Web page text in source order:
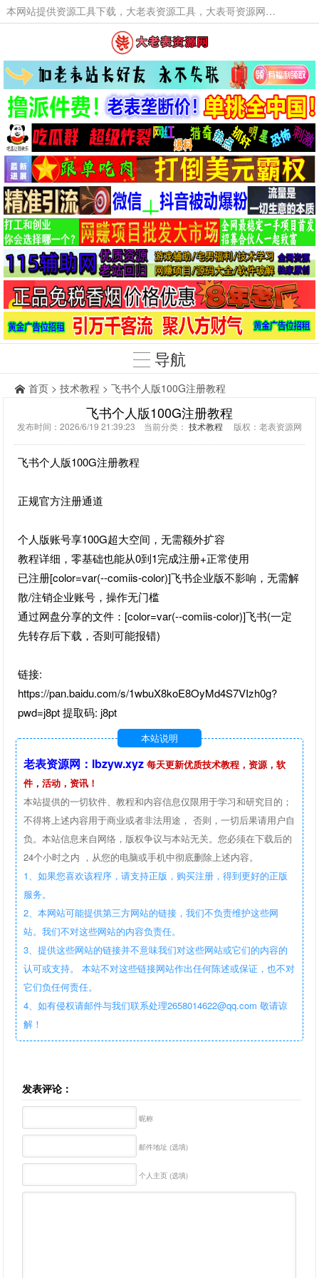
本网站提供资源工具下载，大老表资源工具，大表哥资源网软件工具，大老表资源下载，活动线报福利资源分享,活动线报，大型网游经典游戏，网络热门技术游戏辅助交流与分享。
导航
首页 > 技术教程 > 飞书个人版100G注册教程
飞书个人版100G注册教程
发布时间：2026/6/19 21:39:23 当前分类： 技术教程 版权：老表资源网
飞书个人版100G注册教程
正规官方注册通道
个人版账号享100G超大空间，无需额外扩容
教程详细，零基础也能从0到1完成注册+正常使用
已注册[color=var(--comiis-color)]飞书企业版不影响，无需解
散/注销企业账号，操作无门槛
通过网盘分享的文件：[color=var(--comiis-color)]飞书(一定
先转存后下载，否则可能报错)
链接:
https://pan.baidu.com/s/1wbuX8koE8OyMd4S7VIzh0g?
pwd=j8pt 提取码: j8pt
本站说明
老表资源网：lbzyw.xyz 每天更新优质技术教程，资源，软
件，活动，资讯！
本站提供的一切软件、教程和内容信息仅限用于学习和研究目的；
不得将上述内容用于商业或者非法用途， 否则，一切后果请用户自
负。本站信息来自网络，版权争议与本站无关。您必须在下载后的
24个小时之内 ，从您的电脑或手机中彻底删除上述内容。
1、如果您喜欢该程序，请支持正版，购买注册，得到更好的正版
服务。
2、本网站可能提供第三方网站的链接，我们不负责维护这些网
站。我们不对这些网站的内容负责任。
3、提供这些网站的链接并不意味我们对这些网站或它们的内容的
认可或支持。 本站不对这些链接网站作出任何陈述或保证，也不对
它们负任何责任。
4、如有侵权请邮件与我们联系处理2658014622@qq.com 敬请谅
解！
发表评论：
昵称
邮件地址 (选填)
个人主页 (选填)